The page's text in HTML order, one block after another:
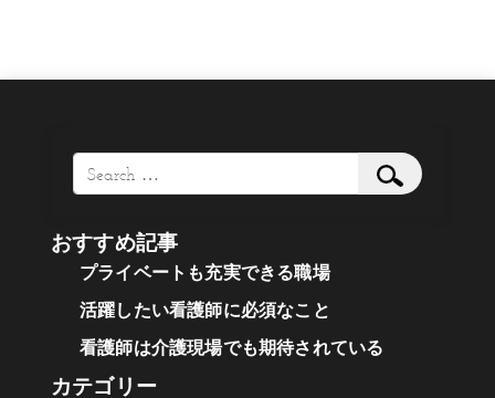
Search
おすすめ記事
プライベートも充実できる職場
活躍したい看護師に必須なこと
看護師は介護現場でも期待されている
カテゴリー